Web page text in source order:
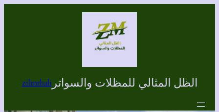
الظل المثالي للمظلات والسواترzilmthali